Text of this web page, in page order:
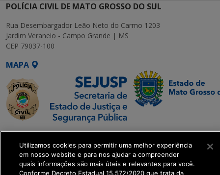
POLÍCIA CIVIL DE MATO GROSSO DO SUL
Rua Desembargador Leão Neto do Carmo 1203
Jardim Veraneio - Campo Grande | MS
CEP 79037-100
MAPA
SETDIG | Secretaria-
Executiva de
Transformação Digital
Utilizamos cookies para permitir uma melhor experiência
em nosso website e para nos ajudar a compreender
quais informações são mais úteis e relevantes para você.
Conforme Decreto Estadual 15.572/2020 que trata da